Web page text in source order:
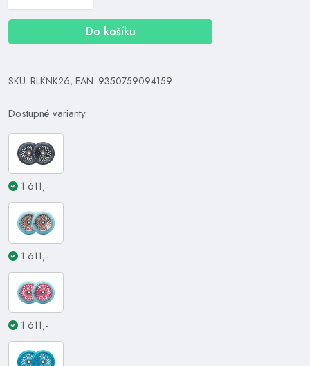
Do košíku
SKU: RLKNK26, EAN: 9350759094159
Dostupné varianty
1 611,-
1 611,-
1 611,-